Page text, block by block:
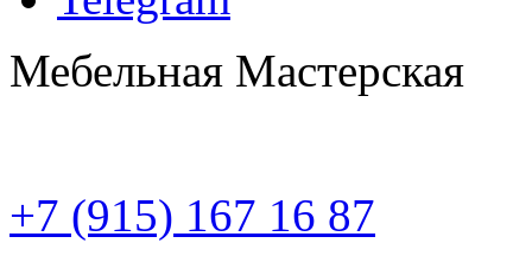
Мебельная Мастерская
+7 (915) 167 16 87